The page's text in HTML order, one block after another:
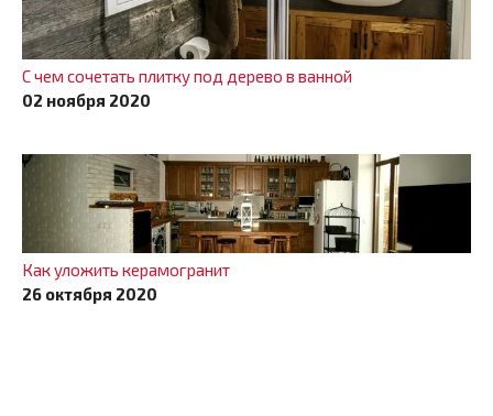
С чем сочетать плитку под дерево в ванной
02 ноября 2020
Как уложить керамогранит
26 октября 2020